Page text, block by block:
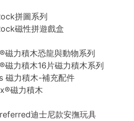
拼圖系列
磁性拼遊戲盒
磁力積木恐龍與動物系列
磁力積木16片磁力積木系列
磁力積木-補充配件
磁力積木
迪士尼款安撫玩具